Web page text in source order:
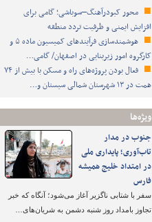
محور کبودرآهنگ–سوباشی؛ گامی برای
افزایش ایمنی و ظرفیت تردد منطقه
هوشمندسازی فرآیندهای کمیسیون ماده ۵ و
کارگروه امور زیربنایی در اصفهان/ گامی…
فعال بودن پروژه‌های راه و مسکن با بیش از ۷۴
همت در ۱۳ شهرستان شمالی سیستان و…
ویژه‌ها
جنوب در مدار
تاب‌آوری؛ پایداری ملی
در امتداد خلیج همیشه
فارس
سفر با شتابی ناگزیر آغاز می‌شود؛ آنگاه که خبر
تجاوز بامداد روز شنبه دشمن به شریان‌های…